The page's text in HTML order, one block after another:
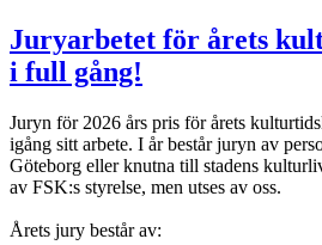
Juryarbetet för årets
i full gång!
Juryn för 2026 års pris för årets
igång sitt arbete. I år består juryn av
Göteborg eller knutna till stadens
av FSK:s styrelse, men utses av oss.
Årets jury består av: